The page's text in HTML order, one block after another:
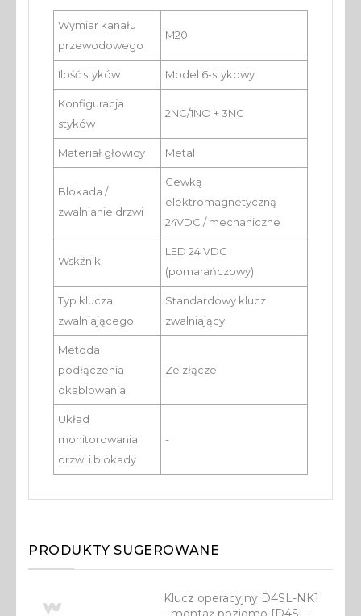
Wymiar kanału
przewodowego
M20
Ilość styków Model 6-stykowy
Konfiguracja
styków
2NC/1NO + 3NC
Materiał głowicy Metal
Blokada /
zwalnianie drzwi
Cewką
elektromagnetyczną
24VDC / mechaniczne
Wskźnik
LED 24 VDC
(pomarańczowy)
Typ klucza
zwalniającego
Standardowy klucz
zwalniający
Metoda
podłączenia
okablowania
Ze złącze
Układ
monitorowania
drzwi i blokady
-
PRODUKTY SUGEROWANE
Klucz operacyjny D4SL-NK1